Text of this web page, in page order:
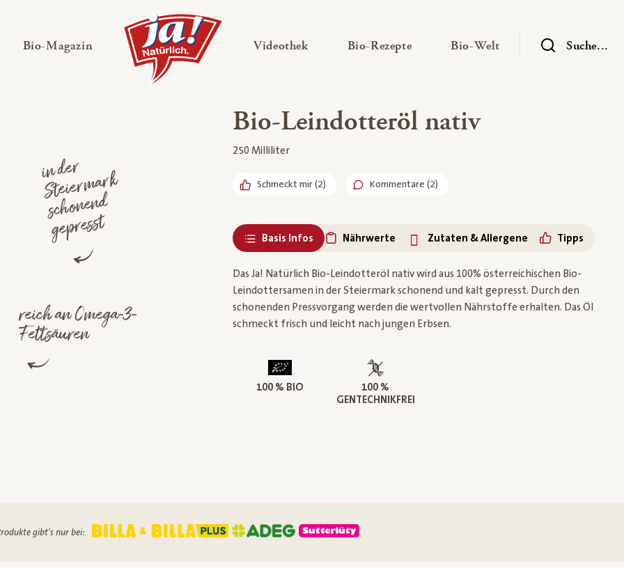
ausklappen
Bio-Magazin — Untermenü ausklappen Videothek— Untermenü ausklappen
Bio-Rezepte— Untermenü ausklappen
Bio-Welt — UntermenüSuche...
i
n
der
Steier
mar
k
sc
ho
ne
n
d
ge
presst
reich an Omega-3-
Fettsäuren
Bio-Leindotteröl nativ
250 Milliliter
Schmeckt mir(2) Kommentare (2)
Basis Infos Nährwerte Zutaten & Allergene Tipps
Das Ja! Natürlich Bio-Leindotteröl nativ wird aus 100% österreichischen Bio-
Leindottersamen in der Steiermark schonend und kalt gepresst. Durch den
schonenden Pressvorgang werden die wertvollen Nährstoffe erhalten. Das Öl
schmeckt frisch und leicht nach jungen Erbsen.
100 % BIO
100 %
GENTECHNIKFREI
gibt's nur bei: